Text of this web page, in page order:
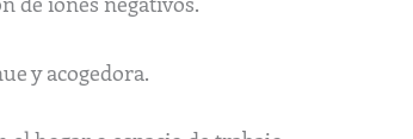
y acogedora.